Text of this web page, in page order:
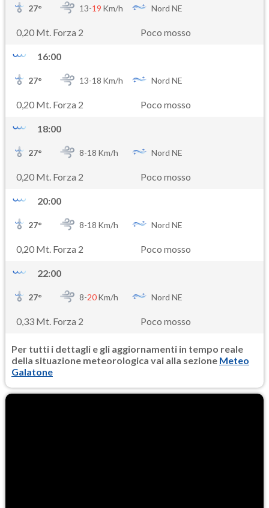
27° 13-19 Km/h Nord NE
0,20 Mt. Forza 2 Poco mosso
16:00
27° 13-18 Km/h Nord NE
0,20 Mt. Forza 2 Poco mosso
18:00
27° 8-18 Km/h Nord NE
0,20 Mt. Forza 2 Poco mosso
20:00
27° 8-18 Km/h Nord NE
0,20 Mt. Forza 2 Poco mosso
22:00
27° 8-20Km/h Nord NE
0,33 Mt. Forza 2 Poco mosso
Per tutti i dettagli e gli aggiornamenti in tempo reale
della situazione meteorologica vai alla sezione Meteo
Galatone